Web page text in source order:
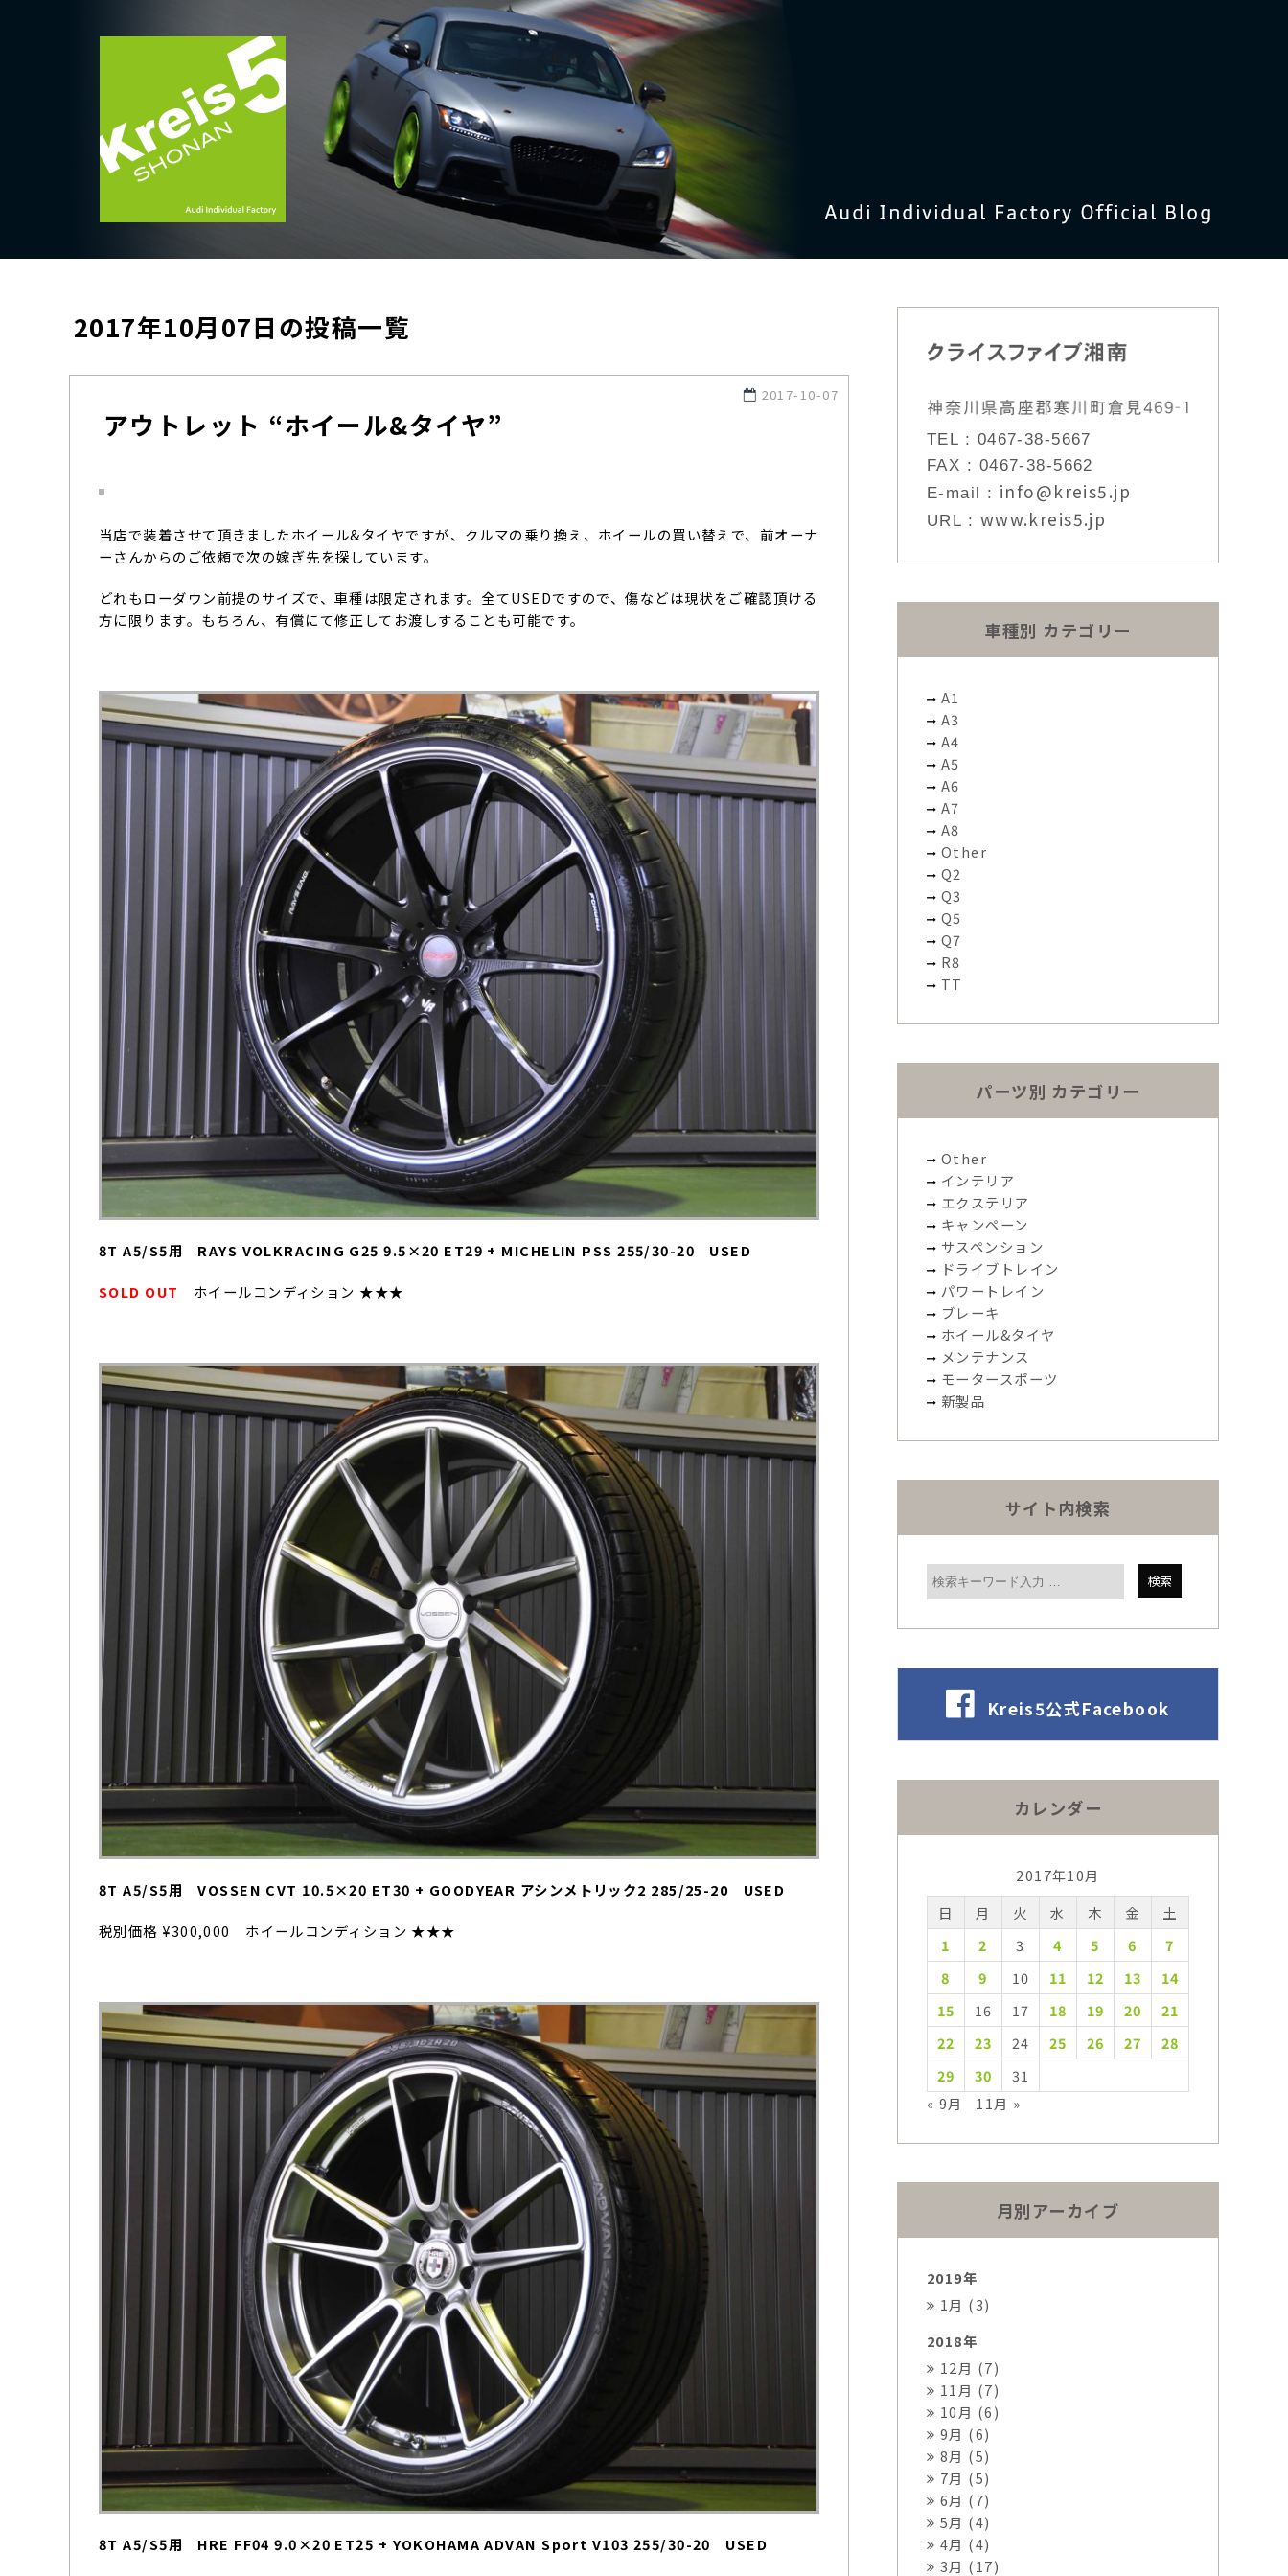
2017年10月07日の投稿一覧
アウトレット “ホイール&タイヤ”
2017-10-07
当店で装着させて頂きましたホイール&タイヤですが、クルマの乗り換え、ホイールの買い替えで、前オーナ
ーさんからのご依頼で次の嫁ぎ先を探しています。
どれもローダウン前提のサイズで、車種は限定されます。全てUSEDですので、傷などは現状をご確認頂ける
方に限ります。もちろん、有償にて修正してお渡しすることも可能です。
8T A5/S5用 RAYS VOLKRACING G25 9.5×20 ET29 + MICHELIN PSS 255/30-20 USED
SOLD OUT ホイールコンディション ★★★
8T A5/S5用 VOSSEN CVT 10.5×20 ET30 + GOODYEAR アシンメトリック2 285/25-20 USED
税別価格 ¥300,000 ホイールコンディション ★★★
8T A5/S5用 HRE FF04 9.0×20 ET25 + YOKOHAMA ADVAN Sport V103 255/30-20 USED
TEL : 0467-38-5667
FAX : 0467-38-5662
E-mail : info@kreis5.jp
URL : www.kreis5.jp
車種別 カテゴリー
A1
A3
A4
A5
A6
A7
A8
Other
Q2
Q3
Q5
Q7
R8
TT
パーツ別 カテゴリー
Other
インテリア
エクステリア
キャンペーン
サスペンション
ドライブトレイン
パワートレイン
ブレーキ
ホイール&タイヤ
メンテナンス
モータースポーツ
新製品
サイト内検索
Kreis5公式Facebook
カレンダー
2017年10月
日
月 火 水 木 金
土
1
2 3 4 5 6
7
8
9 10 11 12 13
14
15
16 17 18 19 20
21
22
23 24 25 26 27
28
29
30
31
« 9月
11月 »
月別アーカイブ
2019年
1月 (3)
2018年
12月 (7)
11月 (7)
10月 (6)
9月 (6)
8月 (5)
7月 (5)
6月 (7)
5月 (4)
4月 (4)
3月 (17)